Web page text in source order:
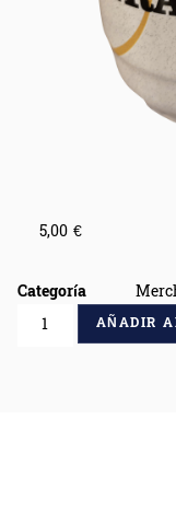
5,00 €
Categoría
AÑADIR